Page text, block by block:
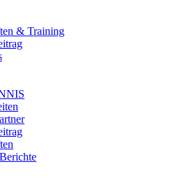
& Training